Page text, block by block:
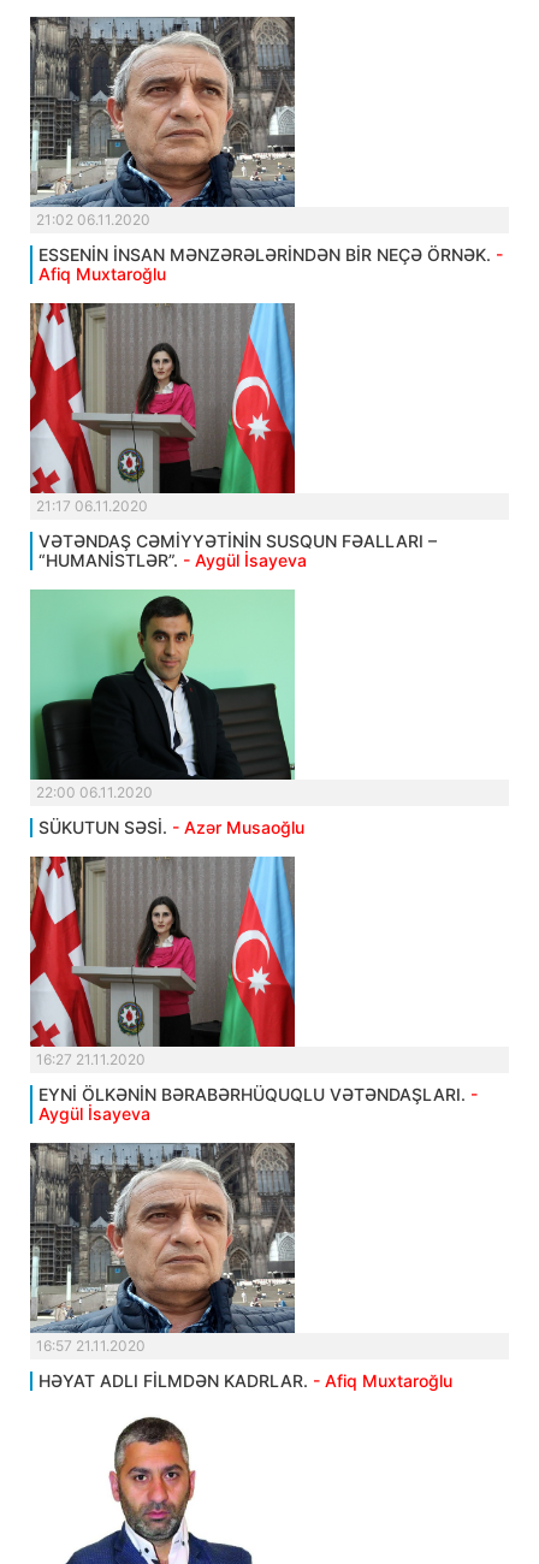
21:02 06.11.2020
ESSENİN İNSAN MƏNZƏRƏLƏRİNDƏN BİR NEÇƏ ÖRNƏK. -
Afiq Muxtaroğlu
21:17 06.11.2020
VƏTƏNDAŞ CƏMİYYƏTİNİN SUSQUN FƏALLARI –
“HUMANİSTLƏR”. - Aygül İsayeva
22:00 06.11.2020
SÜKUTUN SƏSİ. - Azər Musaoğlu
16:27 21.11.2020
EYNİ ÖLKƏNİN BƏRABƏRHÜQUQLU VƏTƏNDAŞLARI. -
Aygül İsayeva
16:57 21.11.2020
HƏYAT ADLI FİLMDƏN KADRLAR. - Afiq Muxtaroğlu